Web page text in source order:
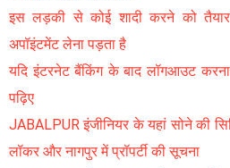
इस लड़की से कोई शादी करने को
अपॉइंटमेंट लेना पड़ता है
यदि इंटरनेट बैंकिंग के बाद लॉगआउट करना
पढ़िए
JABALPUR इंजीनियर के यहां सोने की
लॉकर और नागपुर में प्रॉपर्टी की सूचना